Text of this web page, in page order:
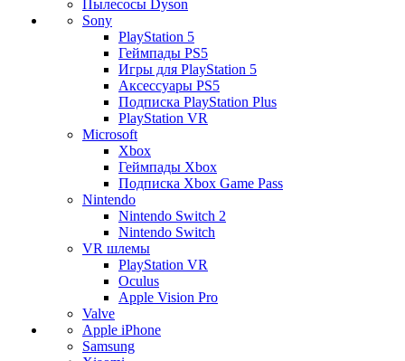
Пылесосы Dyson
Sony
PlayStation 5
Геймпады PS5
Игры для PlayStation 5
Аксессуары PS5
Подписка PlayStation Plus
PlayStation VR
Microsoft
Xbox
Геймпады Xbox
Подписка Xbox Game Pass
Nintendo
Nintendo Switch 2
Nintendo Switch
VR шлемы
PlayStation VR
Oculus
Apple Vision Pro
Valve
Apple iPhone
Samsung